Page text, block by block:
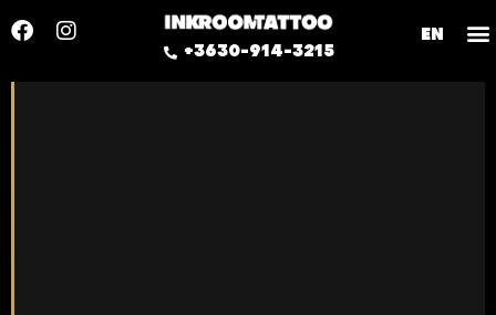
EN
+3630-914-3215